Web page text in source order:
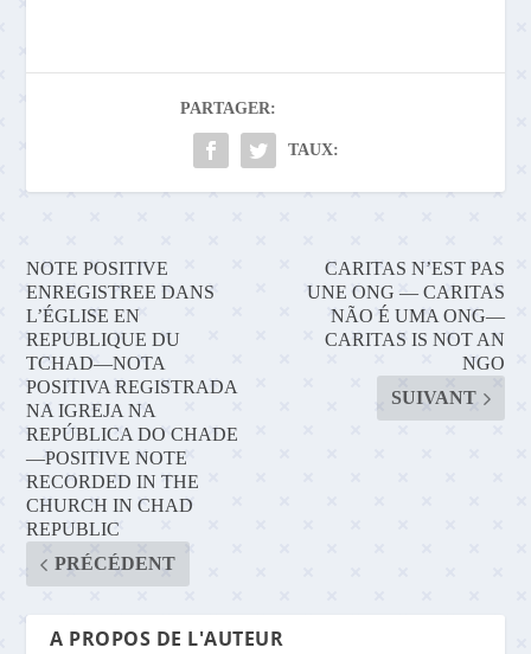
PARTAGER:
TAUX:
NOTE POSITIVE
ENREGISTREE DANS
L’ÉGLISE EN
REPUBLIQUE DU
TCHAD—NOTA
POSITIVA REGISTRADA
NA IGREJA NA
REPÚBLICA DO CHADE
—POSITIVE NOTE
RECORDED IN THE
CHURCH IN CHAD
REPUBLIC
PRÉCÉDENT
CARITAS N’EST PAS
UNE ONG — CARITAS
NÃO É UMA ONG—
CARITAS IS NOT AN
NGO
SUIVANT
A PROPOS DE L'AUTEUR